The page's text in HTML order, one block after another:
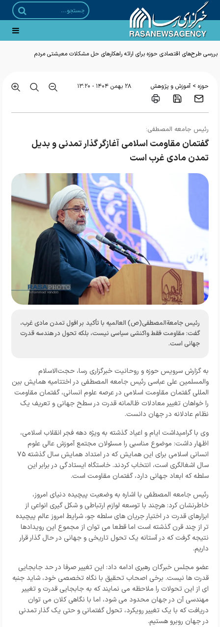
بررسی طرح‌های اقتصادی حوزه برای ارائه راهکارهای حل مشکلات معیشتی مردم
حوزه > آموزش و پژوهش ۲۸ بهمن ۱۴۰۴ - ۱۳:۲۰
رئیس جامعه المصطفی:
گفتمان مقاومت اسلامی آغازگر گذار تمدنی و بدیل
تمدن مادی غرب است
رئیس جامعةالمصطفی(ص) العالمیه با تأکید بر افول تمدن مادی غرب،
گفت: مقاومت فقط واکنشی سیاسی نیست، بلکه تحول در هندسه قدرت
جهانی است.
به گزارش سرویس حوزه و روحانیت خبرگزاری رسا، حجت‌الاسلام
والمسلمین علی عباسی رئیس جامعه المصطفی در اختتامیه همایش بین
المللی گفتمان مقاومت اسلامی در عرصه علوم انسانی، گفتمان مقاومت
را خواهان تغییر معادلات ظالمانه قدرت در سطح جهانی و تعریف یک
نظام عادلانه در جهان دانست.
وی با گرامیداشت ایام و اعیاد گذشته به ویژه دهه فجر انقلاب اسلامی،
اظهار داشت: موضوع مناسبی را مسئولان مجتمع آموزش عالی علوم
انسانی اسلامی برای این همایش که در امتداد همایش سال گذشته ۷۵
سال اشغالگری است، انتخاب کردند. خاستگاه ایستادگی در برابر این
سلطه که ابعاد جهانی دارد، گفتمان مقاومت است.
رئیس جامعه المصطفی با اشاره به وضعیت پیچیده دنیای امروز،
خاطرنشان کرد: هرچند با توسعه لوازم ارتباطی و شکل گیری انواعی از
ابزارهای قدرت در اختیار جریان های سلطه جو، شرایط امروز عالم پیچیده
تر از چند قرن گذشته است اما قطعا می توان از مجموع این رویدادها
نتیجه گرفت که در آستانه یک تحول تاریخی و جهانی در حال گذار قرار
داریم.
عضو مجلس خبرگان رهبری ادامه داد: این تغییر صرفا در حد جابجایی
قدرت ها نیست. برخی اصحاب تحقیق با نگاه تخصصی خود، شاید جنبه
ای از این تحولات را ملاحظه می نمایند که به جابجایی قدرت و تغییر
مهندسی آن در جهان محدود می شود، اما با نگاهی کلان می توان
دریافت که با یک تغییر رویکرد، تحول گفتمانی و حتی یک گذار تمدنی
در جهان روبرو هستیم.